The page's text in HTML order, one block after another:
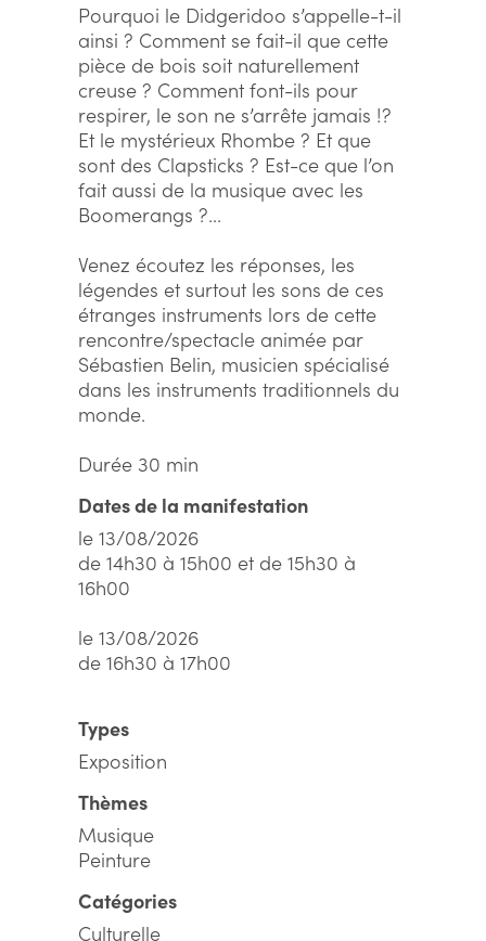
Pourquoi le Didgeridoo s’appelle-t-il
ainsi ? Comment se fait-il que cette
pièce de bois soit naturellement
creuse ? Comment font-ils pour
respirer, le son ne s’arrête jamais !?
Et le mystérieux Rhombe ? Et que
sont des Clapsticks ? Est-ce que l’on
fait aussi de la musique avec les
Boomerangs ?...
Venez écoutez les réponses, les
légendes et surtout les sons de ces
étranges instruments lors de cette
rencontre/spectacle animée par
Sébastien Belin, musicien spécialisé
dans les instruments traditionnels du
monde.
Durée 30 min
Dates de la manifestation
le 13/08/2026
de 14h30 à 15h00 et de 15h30 à
16h00
le 13/08/2026
de 16h30 à 17h00
Types
Exposition
Thèmes
Musique
Peinture
Catégories
Culturelle